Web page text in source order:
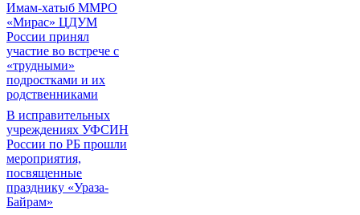
Имам-хатыб ММРО
«Мирас» ЦДУМ
России принял
участие во встрече с
«трудными»
подростками и их
родственниками
В исправительных
учреждениях УФСИН
России по РБ прошли
мероприятия,
посвященные
празднику «Ураза-
Байрам»